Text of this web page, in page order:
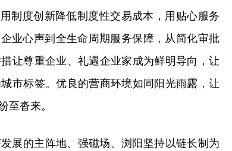
制度创新降低制度性交易成本，用贴心服务
业心声到全生命周期服务保障，从简化审批
让尊重企业、礼遇企业家成为鲜明导向，让
市标签。优良的营商环境如同阳光雨露，让
至沓来。
展的主阵地、强磁场。浏阳坚持以链长制为